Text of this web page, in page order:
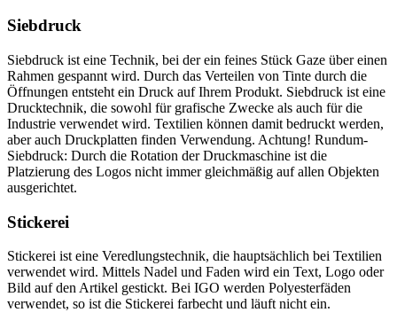
Siebdruck
Siebdruck ist eine Technik, bei der ein feines Stück Gaze über einen
Rahmen gespannt wird. Durch das Verteilen von Tinte durch die
Öffnungen entsteht ein Druck auf Ihrem Produkt. Siebdruck ist eine
Drucktechnik, die sowohl für grafische Zwecke als auch für die
Industrie verwendet wird. Textilien können damit bedruckt werden,
aber auch Druckplatten finden Verwendung. Achtung! Rundum-
Siebdruck: Durch die Rotation der Druckmaschine ist die
Platzierung des Logos nicht immer gleichmäßig auf allen Objekten
ausgerichtet.
Stickerei
Stickerei ist eine Veredlungstechnik, die hauptsächlich bei Textilien
verwendet wird. Mittels Nadel und Faden wird ein Text, Logo oder
Bild auf den Artikel gestickt. Bei IGO werden Polyesterfäden
verwendet, so ist die Stickerei farbecht und läuft nicht ein.